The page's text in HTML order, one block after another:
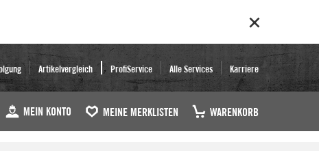
Artikelvergleich ProfiService Alle Services Karriere
MEIN KONTO MEINE MERKLISTEN WARENKORB